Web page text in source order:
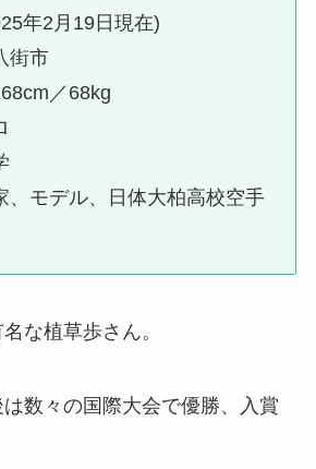
年2月19日現在)
街市
／68kg
、モデル、日体大柏高校空手
な植草歩さん。
数々の国際大会で優勝、入賞